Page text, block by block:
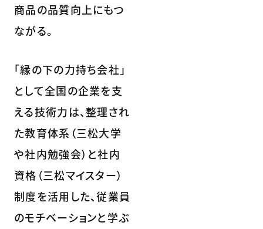
商品の品質向上にもつ
ながる。
「縁の下の力持ち会社」
として全国の企業を支
える技術力は、整理され
た教育体系（三松大学
や社内勉強会）と社内
資格（三松マイスター）
制度を活用した、従業員
のモチベーションと学ぶ